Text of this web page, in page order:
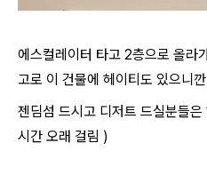
에스컬레이터 타고 2층으로 올라
고로 이 건물에 헤이티도 있으니깐
젠딤섬 드시고 디저트 드실분들
시간 오래 걸림 )